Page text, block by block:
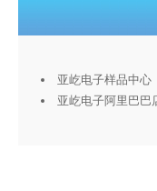
亚屹电子样品中心
亚屹电子阿里巴巴